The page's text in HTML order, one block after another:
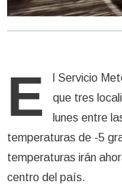
E
l Servicio
que tres
lunes entre
temperaturas de -5
temperaturas irán
centro del país.